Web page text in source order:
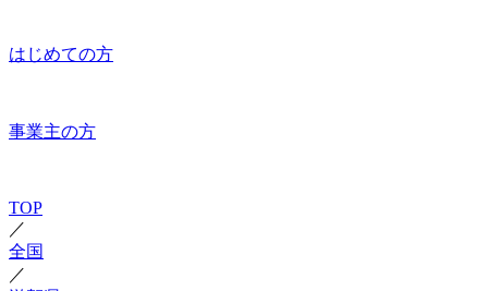
はじめての方
事業主の方
TOP
／
全国
／